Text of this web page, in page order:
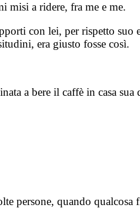
misi a ridere, fra me e me.
con lei, per rispetto
era giusto fosse così.
a bere il caffè in casa
persone, quando